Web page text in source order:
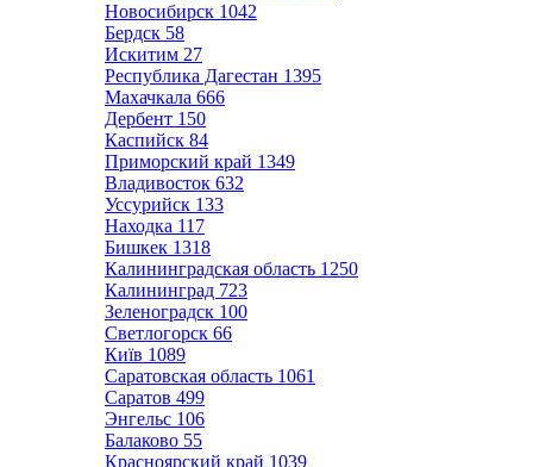
Новосибирск 1042
Бердск 58
Искитим 27
Республика Дагестан 1395
Махачкала 666
Дербент 150
Каспийск 84
Приморский край 1349
Владивосток 632
Уссурийск 133
Находка 117
Бишкек 1318
Калининградская область 1250
Калининград 723
Зеленоградск 100
Светлогорск 66
Київ 1089
Саратовская область 1061
Саратов 499
Энгельс 106
Балаково 55
Красноярский край 1039